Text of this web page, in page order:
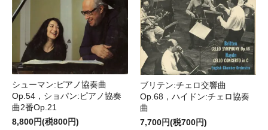
シューマン:ピアノ協奏曲
Op.54，ショパン:ピアノ協奏
曲2番Op.21
8,800円(税800円)
ブリテン:チェロ交響曲
Op.68，ハイドン:チェロ協奏
曲
7,700円(税700円)